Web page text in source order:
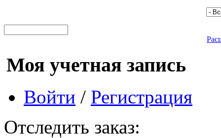
Моя учетная запись
Войти / Регистрация
Отследить заказ: